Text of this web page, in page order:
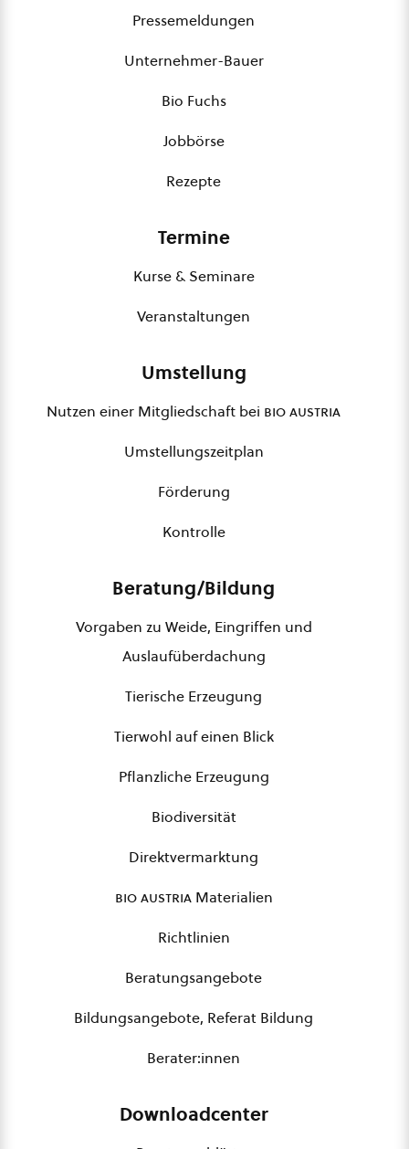
Pressemeldungen
Unternehmer-Bauer
Bio Fuchs
Jobbörse
Rezepte
Termine
Kurse & Seminare
Veranstaltungen
Umstellung
Nutzen einer Mitgliedschaft bei bio austria
Umstellungszeitplan
Förderung
Kontrolle
Beratung/Bildung
Vorgaben zu Weide, Eingriffen und
Auslaufüberdachung
Tierische Erzeugung
Tierwohl auf einen Blick
Pflanzliche Erzeugung
Biodiversität
Direktvermarktung
bio austriaMaterialien
Richtlinien
Beratungsangebote
Bildungsangebote, Referat Bildung
Berater:innen
Downloadcenter